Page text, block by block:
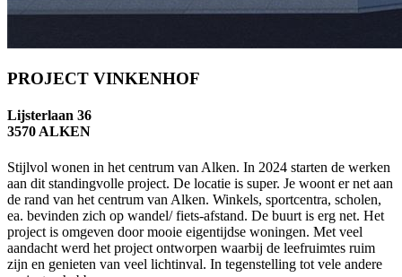
PROJECT VINKENHOF
Lijsterlaan 36
3570 ALKEN
Stijlvol wonen in het centrum van Alken. In 2024 starten de werken
aan dit standingvolle project. De locatie is super. Je woont er net aan
de rand van het centrum van Alken. Winkels, sportcentra, scholen,
ea. bevinden zich op wandel/ fiets-afstand. De buurt is erg net. Het
project is omgeven door mooie eigentijdse woningen. Met veel
aandacht werd het project ontworpen waarbij de leefruimtes ruim
zijn en genieten van veel lichtinval. In tegenstelling tot vele andere